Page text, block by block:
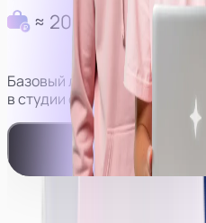
≈ 200 000 руб в
Базовый личный доход
в студии с оператором.
Смотреть